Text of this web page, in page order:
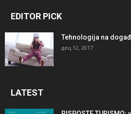
EDITOR PICK
Tehnologija na
дец 12, 2017
LATEST